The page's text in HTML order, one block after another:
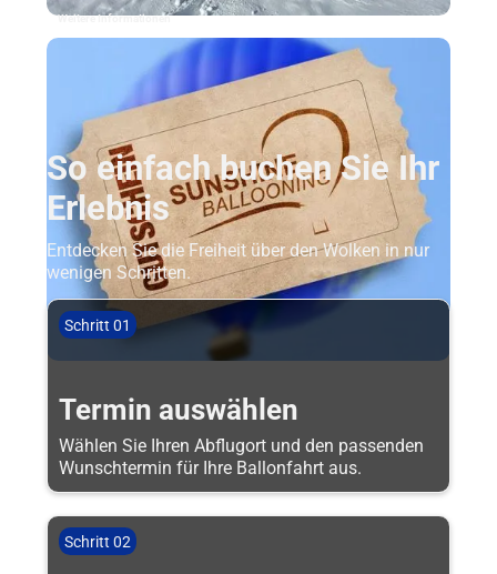
Weitere Informationen
So einfach buchen Sie Ihr
Erlebnis
Entdecken Sie die Freiheit über den Wolken in nur
wenigen Schritten.
Schritt 01
Termin auswählen
Wählen Sie Ihren Abflugort und den passenden
Wunschtermin für Ihre Ballonfahrt aus.
Schritt 02